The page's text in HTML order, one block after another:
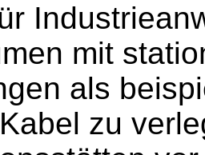
mit
als
zu